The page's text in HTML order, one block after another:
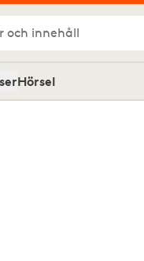
och innehåll
Hörsel